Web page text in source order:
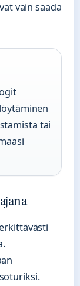
vain saada
tai